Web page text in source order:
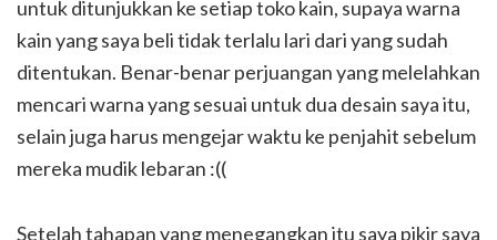
untuk ditunjukkan ke setiap toko kain, supaya warna
kain yang saya beli tidak terlalu lari dari yang sudah
ditentukan. Benar-benar perjuangan yang melelahkan
mencari warna yang sesuai untuk dua desain saya itu,
selain juga harus mengejar waktu ke penjahit sebelum
mereka mudik lebaran :((
Setelah tahapan yang menegangkan itu saya pikir saya